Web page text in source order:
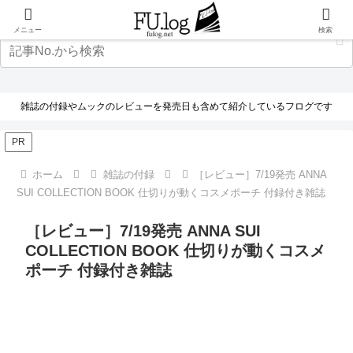
雑誌の付録やムックのレビューを発売日も含めて紹介しているフログです
PR
ホーム 雑誌の付録
［レビュー］7/19発売 ANNA
SUI COLLECTION BOOK 仕切りが動くコスメポーチ 付録付き雑誌
［レビュー］7/19発売 ANNA SUI
COLLECTION BOOK 仕切りが動くコスメ
ポーチ 付録付き雑誌
メニュー 検索